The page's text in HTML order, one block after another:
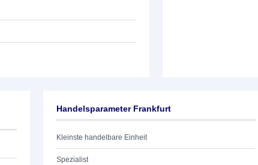
Handelsparameter Frankfurt
Kleinste handelbare Einheit
Spezialist